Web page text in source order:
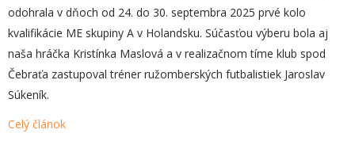
odohrala v dňoch od 24. do 30. septembra 2025 prvé kolo
kvalifikácie ME skupiny A v Holandsku. Súčasťou výberu bola aj
naša hráčka Kristínka Maslová a v realizačnom tíme klub spod
Čebraťa zastupoval tréner ružomberských futbalistiek Jaroslav
Súkeník.
Celý článok